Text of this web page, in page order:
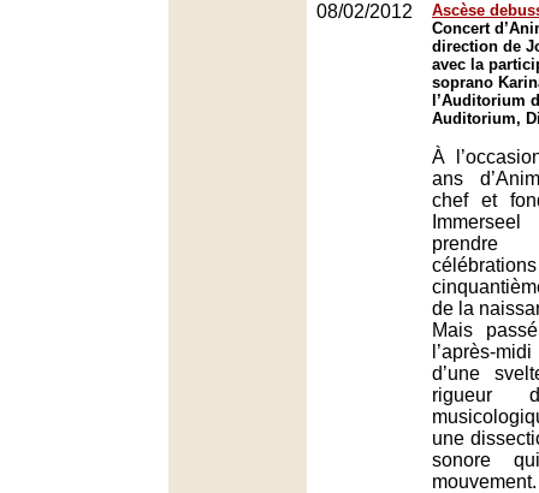
08/02/2012
Ascèse
Concert
direction de
avec la
soprano
l’Auditorium
Auditorium,
À
ans
chef et
de la
Mais
l’après-
d’une
rigueur
une
sonore
mouvement.